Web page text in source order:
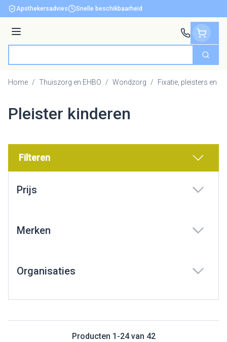
Ga naar de inhoud
Apothekersadvies Snelle beschikbaarheid
Menu
Zoek
Home / Thuiszorg en EHBO / Wondzorg / Fixatie, pleisters en
Pleister kinderen
Filteren
Prijs
Merken
Organisaties
Producten 1 -24van 42